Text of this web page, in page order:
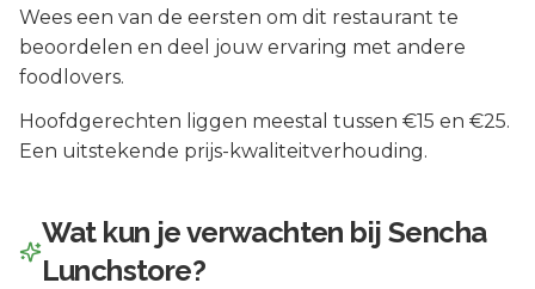
Wees een van de eersten om dit restaurant te
beoordelen en deel jouw ervaring met andere
foodlovers.
Hoofdgerechten liggen meestal tussen €15 en €25.
Een uitstekende prijs-kwaliteitverhouding.
Wat kun je verwachten bij Sencha
Lunchstore?